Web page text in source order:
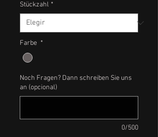
Stückzahl *
Farbe *
Noch Fragen? Dann schreiben Sie uns
an (opcional)
0/500